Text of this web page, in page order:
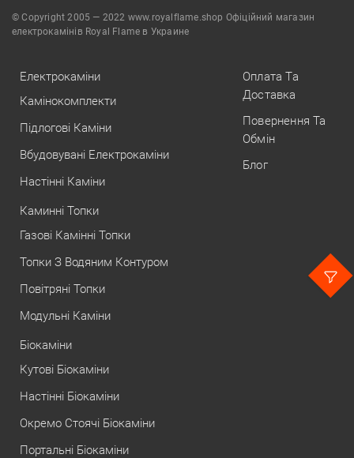
© Copyright 2005 — 2022 www.royalflame.shop Офіційний магазин
електрокамінів Royal Flame в Украине
Електрокаміни
Камінокомплекти
Підлогові Каміни
Вбудовувані Електрокаміни
Настінні Каміни
Каминні Топки
Газові Камінні Топки
Топки З Водяним Контуром
Повітряні Топки
Модульні Каміни
Біокаміни
Кутові Біокаміни
Настінні Біокаміни
Окремо Стоячі Біокаміни
Портальні Біокаміни
Оплата Та
Доставка
Повернення Та
Обмін
Блог